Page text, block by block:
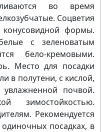
во время
Соцветия
формы.
с зеленоватым
бело-кремовыми.
Место для посадки
в полутени, с кислой,
почвой.
зимостойкостью.
Рекомендуется
посадках, в